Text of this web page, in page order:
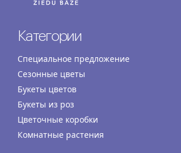
Категории
Специальное предложение
Сезонные цветы
Букеты цветов
Букеты из роз
Цветочные коробки
Комнатные растения